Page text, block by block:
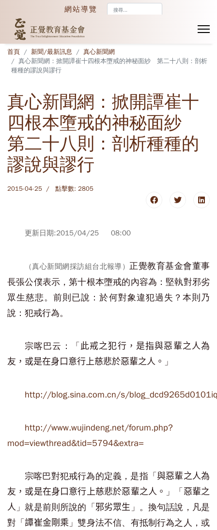
網站導覽
首頁 新聞/最新訊息
真心新聞網
真心新聞網：掀開譚崔十四根本墮戒的神秘面紗 第二十八則：剖析
種種的謬說與謬行
真心新聞網：掀開譚崔十
四根本墮戒的神秘面紗
第二十八則：剖析種種的
謬說與謬行
2015-04-25 點擊數: 2805
更新日期:2015/04/25 08:00
（真心新聞網採訪組台北報導） 正覺教育基金會董事
長張公僕表示，第十根本墮戒的內容為：堅執對邪劣
眾生慈悲。前則已說：於何對象違犯過失？本則乃
說：犯戒行為。
宗喀巴云：「 此戒之犯行，是指與惡輩之人為
友，或是在身口意行上慈悲於惡輩之人。 」
http://blog.sina.com.cn/s/
http://www.wujindeng.net/forum.php?
mod=viewthread&tid=5794&extra=
宗喀巴對犯戒行為的定義，是指「 與惡輩之人為
友，或是在身口意行上慈悲於惡輩之人。 」「 惡輩之
人 」就是前則所說的「 邪劣眾生 」。換句話說，凡是
對「譚崔金剛乘 」雙身法不信、有抵制行為之人，或